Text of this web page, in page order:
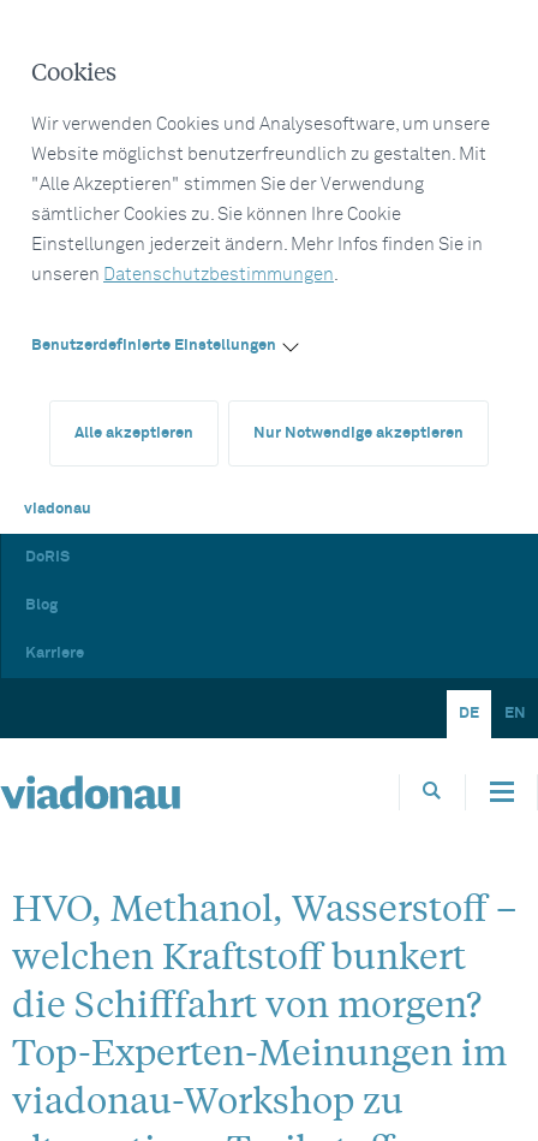
Cookies
Wir verwenden Cookies und Analysesoftware, um unsere
Website möglichst benutzerfreundlich zu gestalten. Mit
"Alle Akzeptieren" stimmen Sie der Verwendung
sämtlicher Cookies zu. Sie können Ihre Cookie
Einstellungen jederzeit ändern. Mehr Infos finden Sie in
unseren Datenschutzbestimmungen.
Benutzerdefinierte Einstellungen
Alle akzeptieren Nur Notwendige akzeptieren
viadonau
DoRIS
Blog
Karriere
DE EN
HVO, Methanol, Wasserstoff –
welchen Kraftstoff bunkert
die Schifffahrt von morgen?
Top-Experten-Meinungen im
viadonau-Workshop zu